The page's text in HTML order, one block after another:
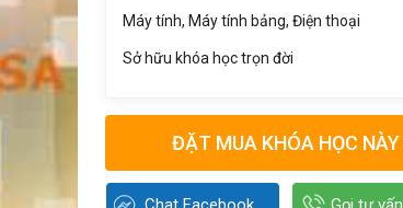
Máy tính, Máy tính bảng, Điện thoại
Sở hữu khóa học trọn đời
ĐẶT MUA KHÓA HỌC NÀY